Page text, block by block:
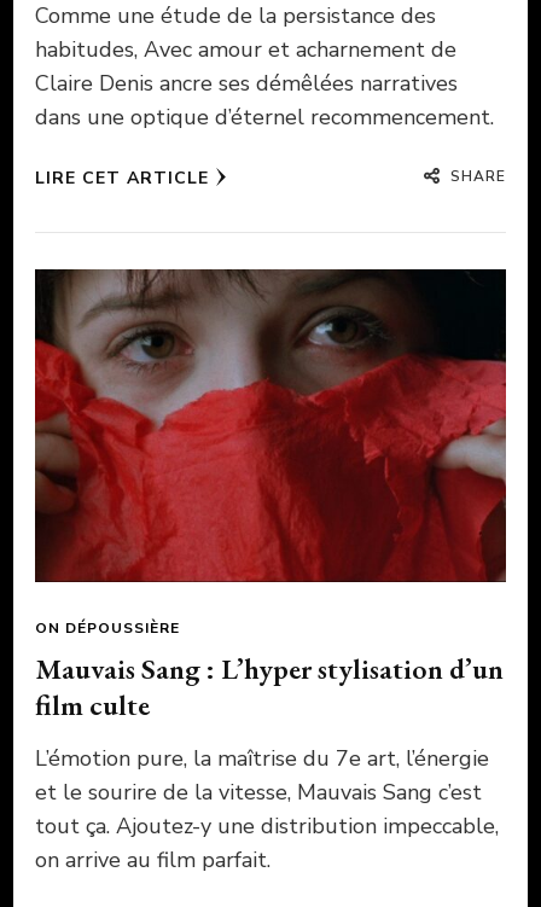
Comme une étude de la persistance des
habitudes, Avec amour et acharnement de
Claire Denis ancre ses démêlées narratives
dans une optique d’éternel recommencement.
LIRE CET ARTICLE SHARE
ON DÉPOUSSIÈRE
Mauvais Sang : L’hyper stylisation d’un
film culte
L’émotion pure, la maîtrise du 7e art, l’énergie
et le sourire de la vitesse, Mauvais Sang c’est
tout ça. Ajoutez-y une distribution impeccable,
on arrive au film parfait.